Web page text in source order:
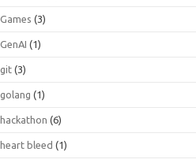
Games (3)
GenAI (1)
git (3)
golang (1)
hackathon (6)
heart bleed (1)